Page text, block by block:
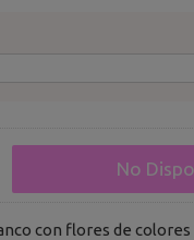
No
con flores de colores